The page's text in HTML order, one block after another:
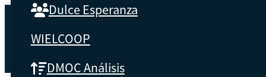
Dulce Esperanza
WIELCOOP
DMOC Análisis